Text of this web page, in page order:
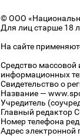
© ООО
Для лиц старше 18
На сайте
Средство массовой
информационных
Свидетельство о
Название —
Учредитель
Главный редактор
Номер телефона
Адрес электронной